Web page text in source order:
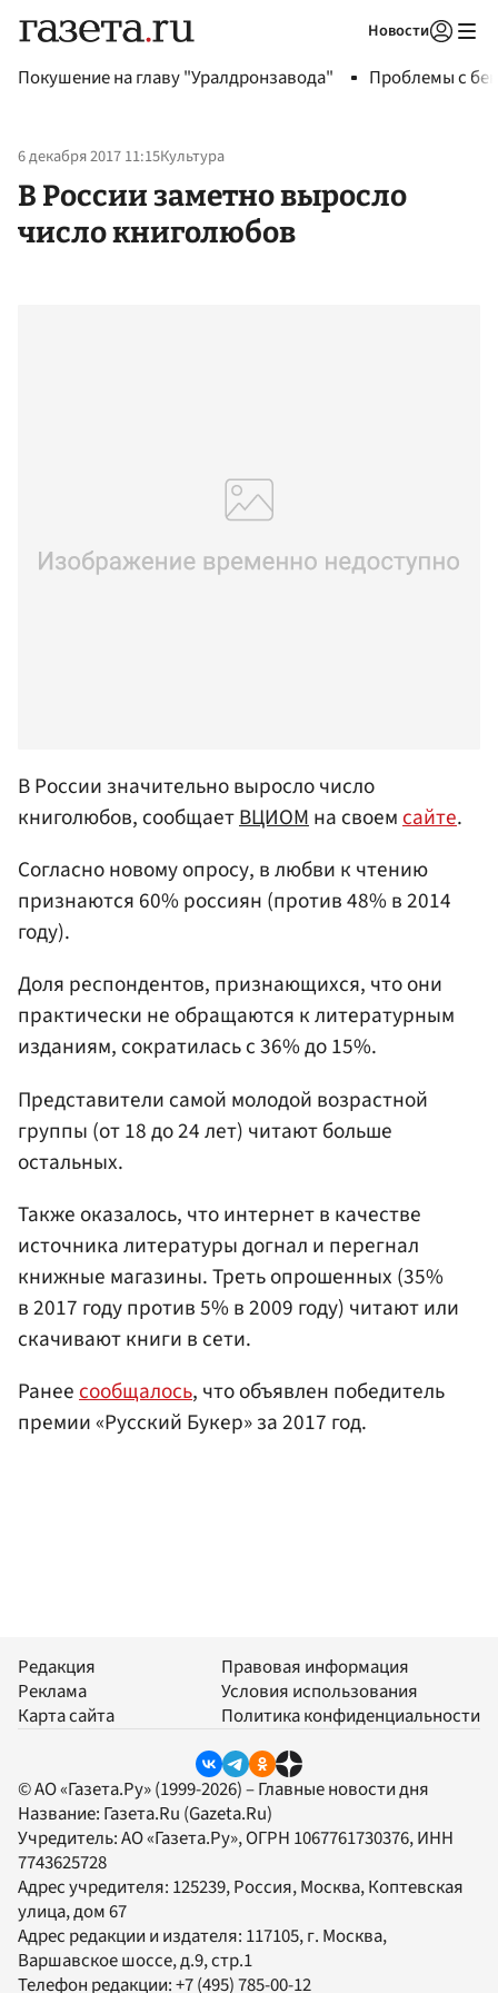
Новости
Покушение на главу "Уралдронзавода" Проблемы с
6 декабря 2017 11:15Культура
В России заметно выросло
число книголюбов
В России значительно выросло число
книголюбов, сообщаетВЦИОМна своемсайте.
Согласно новому опросу, в любви к чтению
признаются 60% россиян (против 48% в 2014
году).
Доля респондентов, признающихся, что они
практически не обращаются к литературным
изданиям, сократилась с 36% до 15%.
Представители самой молодой возрастной
группы (от 18 до 24 лет) читают больше
остальных.
Также оказалось, что интернет в качестве
источника литературы догнал и перегнал
книжные магазины. Треть опрошенных (35%
в 2017 году против 5% в 2009 году) читают или
скачивают книги в сети.
Ранеесообщалось, что объявлен победитель
премии «Русский Букер» за 2017 год.
Редакция
Реклама
Карта сайта
Правовая информация
Условия использования
Политика конфиденциальности
© АО «Газета.Ру» (1999-2026) – Главные новости дня
Название: Газета.Ru (Gazeta.Ru)
Учредитель:АО «Газета.Ру», ОГРН 1067761730376, ИНН
7743625728
Адрес учредителя: 125239, Россия, Москва, Коптевская
улица, дом 67
Адрес редакции и издателя: 117105, г. Москва,
Варшавское шоссе, д.9, стр.1
Телефон редакции:+7 (495) 785-00-12